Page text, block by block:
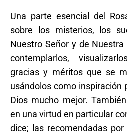
Una parte esencial del
sobre los misterios, los
Nuestro Señor y de
contemplarlos,
gracias y méritos que se
usándolos como inspiración
Dios mucho mejor.
en una virtud en particular
dice; las recomendadas